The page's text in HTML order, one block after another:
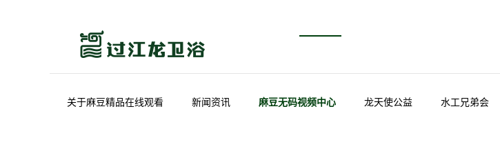
关于麻豆精品在线观看 新闻资讯 麻豆无码视频中心 龙天使公益 水工兄弟会